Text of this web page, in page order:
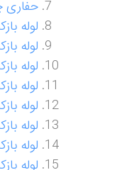
حفاری
لوله
لوله
لوله
لوله
لوله
لوله
لوله
لوله